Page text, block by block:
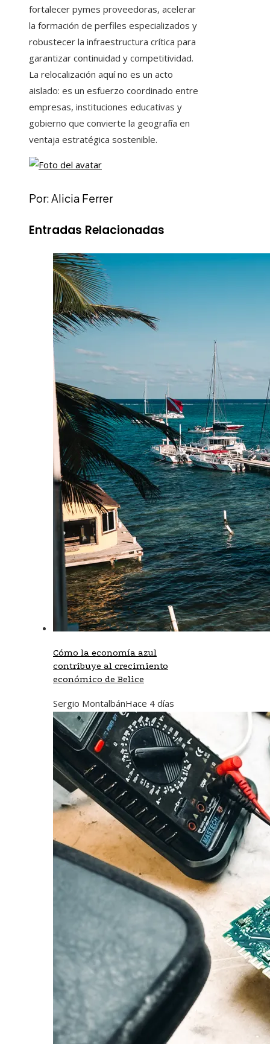
fortalecer pymes proveedoras, acelerar
la formación de perfiles especializados y
robustecer la infraestructura crítica para
garantizar continuidad y competitividad.
La relocalización aquí no es un acto
aislado: es un esfuerzo coordinado entre
empresas, instituciones educativas y
gobierno que convierte la geografía en
ventaja estratégica sostenible.
Por: Alicia Ferrer
Entradas Relacionadas
Cómo la economía azul
contribuye al crecimiento
económico de Belice
Sergio MontalbánHace 4 días